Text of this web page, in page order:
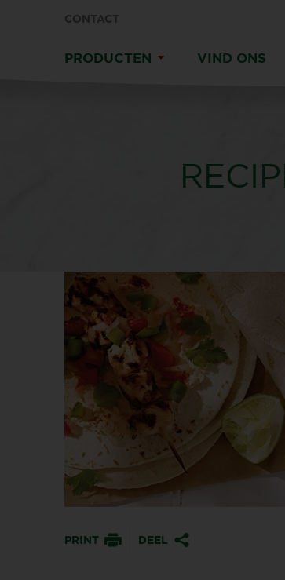
CONTACT
PRODUCTEN VIND ONS
PRINT DEEL